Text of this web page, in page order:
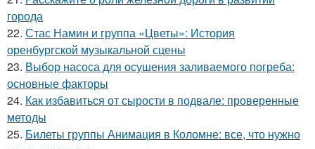
города
22. Стас Намин и группа «Цветы»: История
оренбургской музыкальной сцены
23. Выбор насоса для осушения заливаемого погреба:
основные факторы
24. Как избавиться от сырости в подвале: проверенные
методы
25. Билеты группы Анимация в Коломне: все, что нужно